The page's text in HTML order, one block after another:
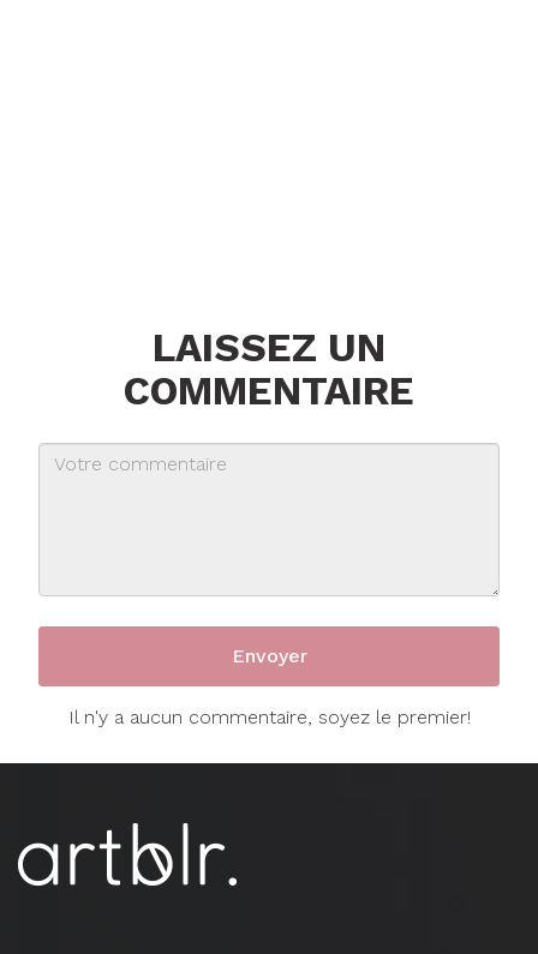
LAISSEZ UN
COMMENTAIRE
Il n'y a aucun commentaire, soyez le premier!